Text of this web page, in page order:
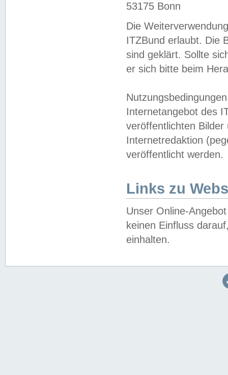
53175 Bonn
Die
ITZBund erlaubt. Die
sind geklärt. Sollte
er sich bitte beim
Internetangebot des
veröffentlichten
Internetredaktion
veröffentlicht werden.
Links zu
Unser Online-
keinen Einfluss
einhalten.